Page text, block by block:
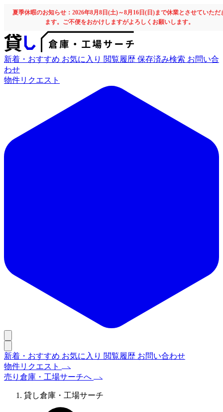
夏季休暇のお知らせ：2026年8月8日(土)～8月16日(日)まで休業とさせていただ
ます。ご不便をおかけしますがよろしくお願いします。
新着・おすすめ お気に入り 閲覧履歴 保存済み検索 お問い合
わせ
物件リクエスト
新着・おすすめ お気に入り 閲覧履歴 お問い合わせ
物件リクエスト
売り倉庫・工場サーチへ
貸し倉庫・工場サーチ